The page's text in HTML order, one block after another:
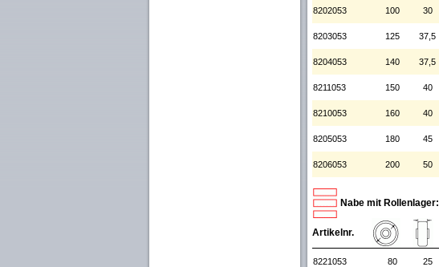
8202053 100 30
8203053 125 37,5
8204053 140 37,5
8211053 150 40
8210053 160 40
8205053 180 45
8206053 200 50
Nabe mit Rollenlager:
Artikelnr.
8221053 80 25